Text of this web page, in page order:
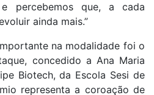
percebemos que, a cada
ainda mais.”
na modalidade foi o
concedido a Ana Maria
Biotech, da Escola Sesi de
representa a coroação de